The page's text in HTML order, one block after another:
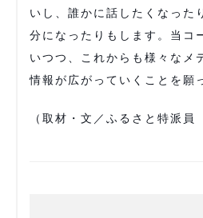
いし、誰かに話したくなった
分になったりもします。当コ
いつつ、これからも様々なメ
情報が広がっていくことを願
（取材・文／ふるさと特派